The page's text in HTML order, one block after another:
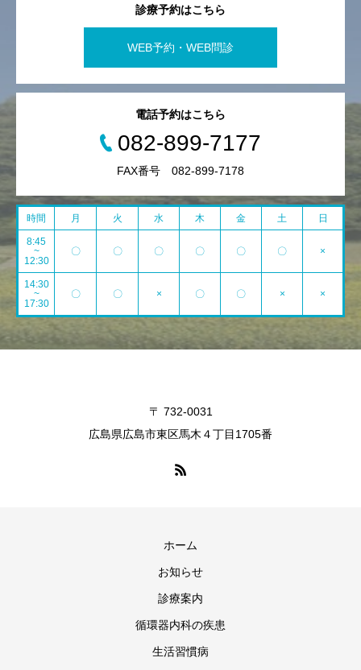
診療予約はこちら
WEB予約・WEB問診
電話予約はこちら
082-899-7177
FAX番号 082-899-7178
時間 月 火 水 木 金 土 日
8:45
~
12:30
〇 〇 〇 〇 〇 〇 ×
14:30
~
17:30
〇 〇 × 〇 〇 × ×
〒 732-0031
広島県広島市東区馬木４丁目1705番
ホーム
お知らせ
診療案内
循環器内科の疾患
生活習慣病